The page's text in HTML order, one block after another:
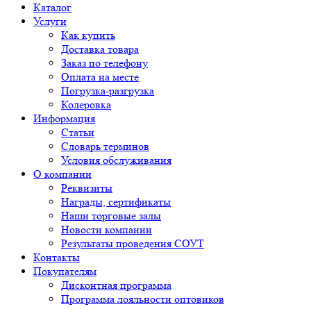
Каталог
Услуги
Как купить
Доставка товара
Заказ по телефону
Оплата на месте
Погрузка-разгрузка
Колеровка
Информация
Статьи
Словарь терминов
Условия обслуживания
О компании
Реквизиты
Награды, сертификаты
Наши торговые залы
Новости компании
Результаты проведения СОУТ
Контакты
Покупателям
Дисконтная программа
Программа лояльности оптовиков